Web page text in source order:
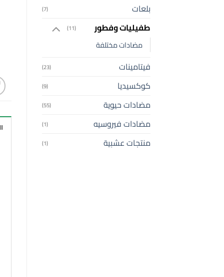
بلعات (7)
طفيليات وفطور (11)
مضادات مختلفة
فيتامينات (23)
كوكسيديا (9)
مضادات حيوية (55)
مضادات فيروسيه (1)
منتجات عشبية (1)